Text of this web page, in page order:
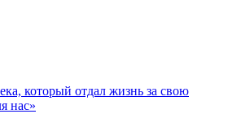
который отдал жизнь за свою
нас»